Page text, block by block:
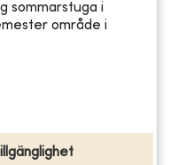
sommarstuga i
område i